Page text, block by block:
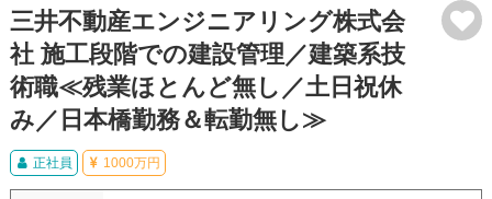
三井不動産エンジニアリング株式会
社 施工段階での建設管理／建築系技
術職≪残業ほとんど無し／土日祝休
み／日本橋勤務＆転勤無し≫
正社員 1000万円